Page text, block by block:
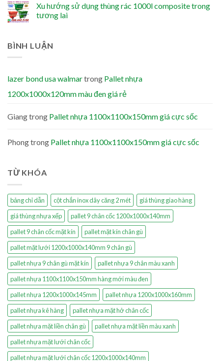
Xu hướng sử dụng thùng rác 1000l composite trong
tương lai
BÌNH LUẬN
lazer bond usa walmartrong Pallet nhựa
1200x1000x120mm màu đen giá rẻ
Giangtrong Pallet nhựa 1100x1100x150mm giá cực sốc
Phongtrong Pallet nhựa 1100x1100x150mm giá cực sốc
TỪ KHÓA
bảng chỉ dẫn cột chắn inox dây căng 2 mét
giá thùng giao hàng
giá thùng nhựa xếp
pallet 9 chân cốc 1200x1000x140mm
pallet 9 chân cốc mặt kín
pallet mặt kín chân gù
pallet mặt lưới 1200x1000x140mm 9 chân gù
pallet nhựa 9 chân gù mặt kín
pallet nhựa 9 chân màu xanh
pallet nhựa 1100x1100x150mm hàng mới màu đen
pallet nhựa 1200x1000x145mm
pallet nhựa 1200x1000x160mm
pallet nhựa kê hàng
pallet nhựa mặt hở chân cốc
pallet nhựa mặt liền chân gù
pallet nhựa mặt liền màu xanh
pallet nhựa mặt lưới chân cốc
pallet nhựa mặt lưới chân cốc 1200x1000x140mm